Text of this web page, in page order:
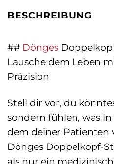
BESCHREIBUNG
## Dönges
Lausche dem Leben
Präzision
Stell dir vor, du
sondern fühlen, was
dem deiner Patienten
Dönges Doppelkopf-
als nur ein